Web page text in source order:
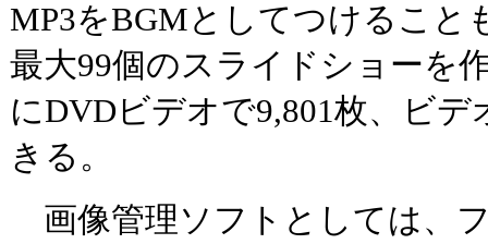
MP3をBGMとしてつけること
最大99個のスライドショーを
にDVDビデオで9,801枚、ビデ
きる。
画像管理ソフトとしては、